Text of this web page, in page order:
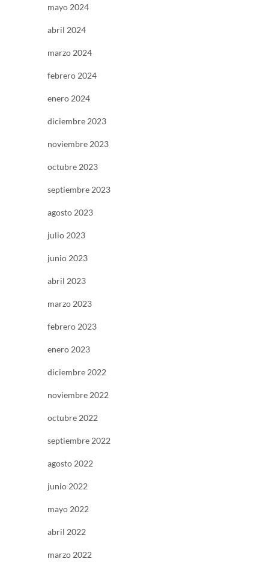
mayo 2024
abril 2024
marzo 2024
febrero 2024
enero 2024
diciembre 2023
noviembre 2023
octubre 2023
septiembre 2023
agosto 2023
julio 2023
junio 2023
abril 2023
marzo 2023
febrero 2023
enero 2023
diciembre 2022
noviembre 2022
octubre 2022
septiembre 2022
agosto 2022
junio 2022
mayo 2022
abril 2022
marzo 2022